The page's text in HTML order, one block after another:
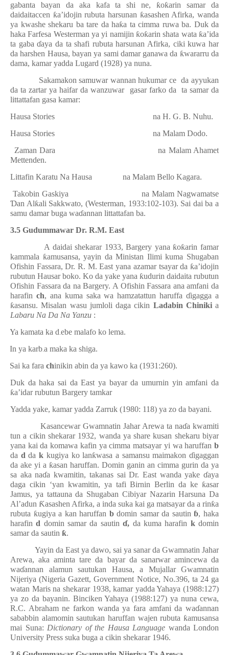
gabanta bayan da aka kafa ta shi ne, ƙoƙarin samar da
daidaitaccen ƙa’idojin rubuta harsunan ƙasashen Afirka, wanda
ya kwashe shekaru ba tare da haƙa ta cimma ruwa ba. Duk da
haka Farfesa Westerman ya yi namijin ƙoƙarin shata wata ƙa’ida
ta gabaɗaya da ta shafi rubuta harsunan Afirka, ciki kuwa har
da harshen Hausa, bayan ya sami damar ganawa da ƙwararru da
dama, kamar yadda Lugard (1928) ya nuna.
Sakamakon samuwar wannan hukumar ce da ayyukan
da ta zartar ya haifar da wanzuwar
gasar farko da
ta samar da
littattafan gasa kamar:
Hausa Stories
na H. G. B. Nuhu.
Hausa Stories
na Malam Dodo.
Zaman Dara
na Malam Ahamet
Mettenden.
Littafin Karatu Na Hausa
na Malam Bello Kagara.
Takobin Gaskiya na Malam Nagwamatse
Ɗan Alƙali Sakkwato, (Westerman, 1933:102-103). Sai dai ba a
samu damar buga waɗannan littattafan ba.
3.5 Gudummawar Dr. R.M. East
A daidai shekarar 1933, Bargery yana ƙoƙarin famar
kammala ƙamusansa, yayin da Ministan Ilimi kuma Shugaban
Ofishin Fassara, Dr. R. M. East yana azamar tsayar da ƙa’idojin
rubutun Hausar boko. Ko da yake yana ƙudurin daidaita rubutun
Ofishin Fassara da na Bargery. A Ofishin Fassara ana amfani da
harafin ch, ana kuma saka wa hamzatattun haruffaɗigagga a
ƙasansu. Misalan wasu jumloli daga cikin Ladabin Chinikia
Labaru Na Da Na Yanzu :
Ya kamata ka d.ebe malafo ko lema.
In ya karb.a maka ka shiga.
Sai ka fara chinikin abin da ya kawo ka (1931:260).
Duk da haka sai da East ya bayar da umurnin yin amfani da
ƙa’idar rubutun Bargery tamkar
Yadda yake, kamar yadda Zarruk (1980: 118) ya zo da bayani.
Kasancewar Gwamnatin Jahar Arewa ta naɗa kwamiti
tun a cikin shekarar 1932, wanda ya share kusan shekaru biyar
yana kai da komawa kafin ya cimma matsayar yi wa haruffan b
da d dak kugiya ko lanƙwasa a samansu maimakonɗigaggan
da ake yi a ƙasan haruffan. Domin ganin an cimma gurin da ya
sa aka naɗa kwamitin, takanas sai Dr. East wanda yakeɗaya
daga cikin ‘yan kwamitin, ya tafi Birnin Berlin da ke ƙasar
Jamus, ya tattauna da Shugaban Cibiyar Nazarin Harsuna Da
Al’adun Ƙasashen Afirka, a inda suka kai ga matsayar da a rinƙa
rubuta ƙugiya a kan haruffan bdomin samar da sautin ɓ, haka
harafind domin samar da sautinɗ, da kuma harafin kdomin
samar da sautin ƙ.
Yayin da East ya dawo, sai ya sanar da Gwamnatin Jahar
Arewa, aka aminta tare da bayar da sanarwar amincewa da
waɗannan alamun sautukan Hausa, a Mujallar Gwamnatin
Nijeriya (Nigeria Gazett, Government Notice, No.396, ta 24 ga
watan Maris na shekarar 1938, kamar yadda Yahaya (1988:127)
ya zo da bayanin. Binciken Yahaya (1988:127) ya nuna cewa,
R.C. Abraham ne farkon wanda ya fara amfani da waɗannan
sababbin alamomin sautukan haruffan wajen rubuta ƙamusansa
mai Suna: Dictionary of the Hausa Language wanda London
University Press suka buga a cikin shekarar 1946.